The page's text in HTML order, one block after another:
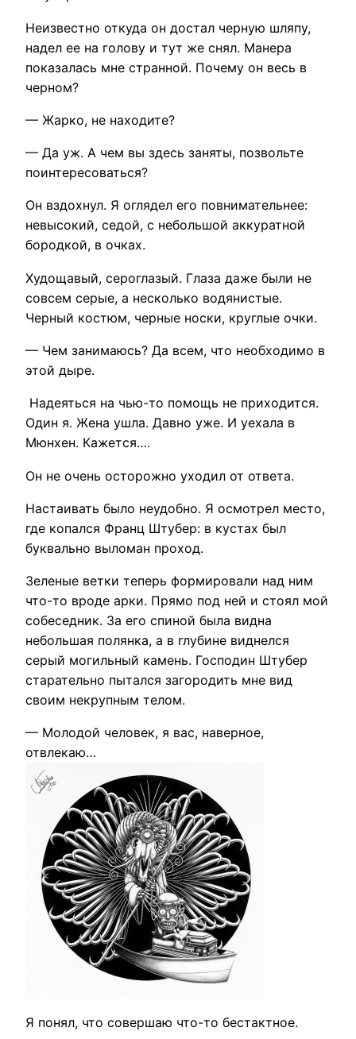
Неизвестно откуда он достал черную шляпу,
надел ее на голову и тут же снял. Манера
показалась мне странной. Почему он весь в
черном?
— Жарко, не находите?
— Да уж. А чем вы здесь заняты, позвольте
поинтересоваться?
Он вздохнул. Я оглядел его повнимательнее:
невысокий, седой, с небольшой аккуратной
бородкой, в очках.
Худощавый, сероглазый. Глаза даже были не
совсем серые, а несколько водянистые.
Черный костюм, черные носки, круглые очки.
— Чем занимаюсь? Да всем, что необходимо в
этой дыре.
Надеяться на чью-то помощь не приходится.
Один я. Жена ушла. Давно уже. И уехала в
Мюнхен. Кажется….
Он не очень осторожно уходил от ответа.
Настаивать было неудобно. Я осмотрел место,
где копался Франц Штубер: в кустах был
буквально выломан проход.
Зеленые ветки теперь формировали над ним
что-то вроде арки. Прямо под ней и стоял мой
собеседник. За его спиной была видна
небольшая полянка, а в глубине виднелся
серый могильный камень. Господин Штубер
старательно пытался загородить мне вид
своим некрупным телом.
— Молодой человек, я вас, наверное,
отвлекаю…
Я понял, что совершаю что-то бестактное.